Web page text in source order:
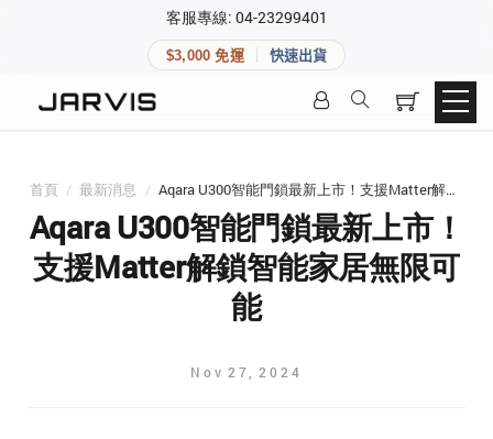
客服專線: 04-23299401
$3,000 免運 快速出貨
首頁 / 最新消息 / Aqara U300智能門鎖最新上市！支援Matter解鎖智能家居無限可能
Aqara U300智能門鎖最新上市！
支援Matter解鎖智能家居無限可
能
Nov 27 2024
快速連結
Matter 智慧家庭
精品家電
登入後可查看訂單、會員資料與收藏清單。
密碼
登入會員
建立新帳號